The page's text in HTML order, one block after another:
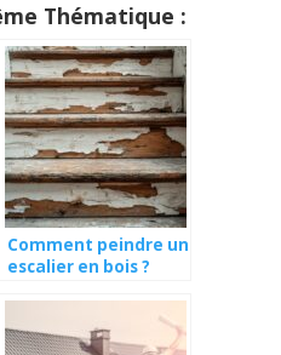
Thématique :
Comment peindre un
escalier en bois ?